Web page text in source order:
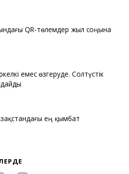
QR-төлемдер жыл соңына
емес өзгеруде. Солтүстік
ең қымбат